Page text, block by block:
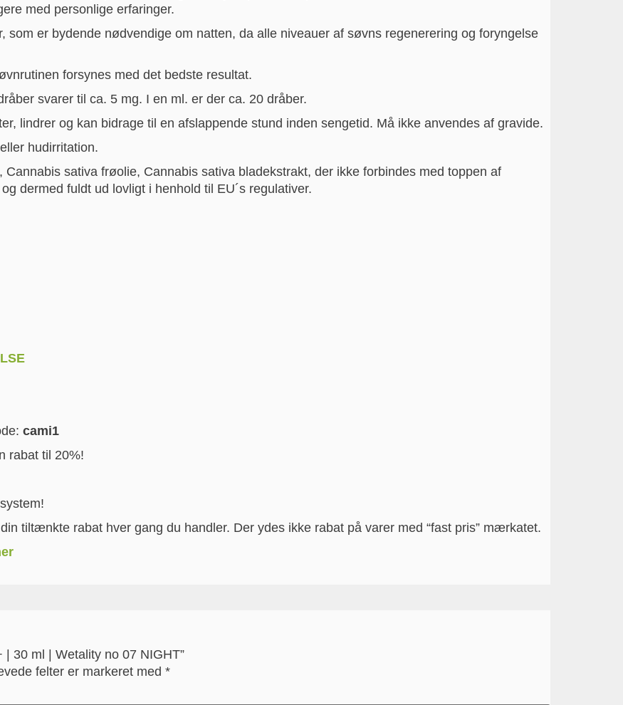
med personlige erfaringer.
som er bydende nødvendige om natten, da alle niveauer af søvns regenerering og foryngelse
forsynes med det bedste resultat.
svarer til ca. 5 mg. I en ml. er der ca. 20 dråber.
lindrer og kan bidrage til en afslappende stund inden sengetid. Må ikke anvendes af gravide.
hudirritation.
Cannabis sativa frøolie, Cannabis sativa bladekstrakt, der ikke forbindes med toppen af
og dermed fuldt ud lovligt i henhold til EU´s regulativer.
cami1
rabat til 20%!
tiltænkte rabat hver gang du handler. Der ydes ikke rabat på varer med “fast pris” mærkatet.
30 ml | Wetality no 07 NIGHT”
felter er markeret med *